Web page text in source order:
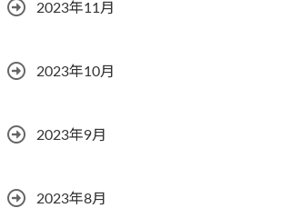
2023年11月
2023年10月
2023年9月
2023年8月